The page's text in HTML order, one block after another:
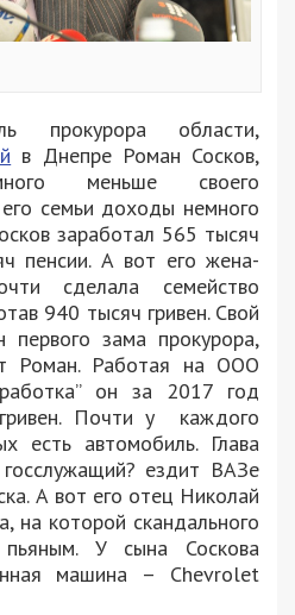
прокурора области,
в Днепре Роман Сосков,
меньше своего
семьи доходы немного
заработал 565 тысяч
пенсии. А вот его жена-
сделала семейство
940 тысяч гривен. Свой
зама прокурора,
Роман. Работая на ООО
он за 2017 год
Почти у каждого
есть автомобиль. Глава
ездит ВАЗе
А вот его отец Николай
на которой скандального
пьяным. У сына Соскова
машина – Chevrolet